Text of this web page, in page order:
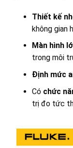
Thiết kế
không gian
Màn hình
trong môi
Định mức
Có chức
trị đo tức